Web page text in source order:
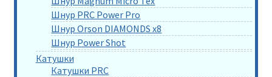
Шнур PRC Power Pro
Шнур Orson DIAMONDS x8
Шнур Power Shot
Катушки
Катушки PRC